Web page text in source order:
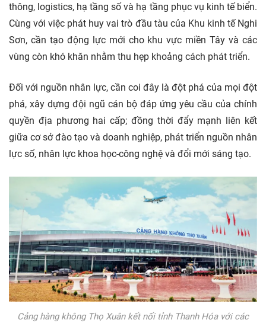
thông, logistics, hạ tầng số và hạ tầng phục vụ kinh tế biển.
Cùng với việc phát huy vai trò đầu tàu của Khu kinh tế Nghi
Sơn, cần tạo động lực mới cho khu vực miền Tây và các
vùng còn khó khăn nhằm thu hẹp khoảng cách phát triển.
Đối với nguồn nhân lực, cần coi đây là đột phá của mọi đột
phá, xây dựng đội ngũ cán bộ đáp ứng yêu cầu của chính
quyền địa phương hai cấp; đồng thời đẩy mạnh liên kết
giữa cơ sở đào tạo và doanh nghiệp, phát triển nguồn nhân
lực số, nhân lực khoa học-công nghệ và đổi mới sáng tạo.
Cảng hàng không Thọ Xuân kết nối tỉnh Thanh Hóa với các